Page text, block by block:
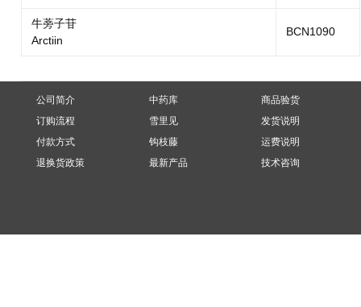
牛蒡子苷
Arctiin
BCN1090
公司简介
订购流程
付款方式
退换货政策
中药库
雪里见
钩枝藤
最新产品
商品验货
发货说明
运费说明
技术咨询